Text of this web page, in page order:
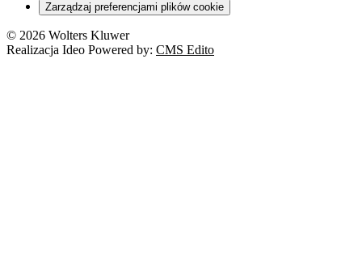
Zarządzaj preferencjami plików cookie
© 2026 Wolters Kluwer
Realizacja Ideo Powered by: CMS Edito